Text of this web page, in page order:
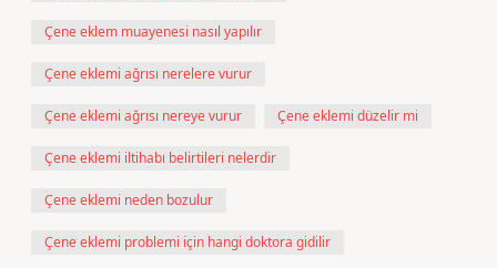
Çene eklem muayenesi nasıl yapılır
Çene eklemi ağrısı nerelere vurur
Çene eklemi ağrısı nereye vurur Çene eklemi düzelir mi
Çene eklemi iltihabı belirtileri nelerdir
Çene eklemi neden bozulur
Çene eklemi problemi için hangi doktora gidilir